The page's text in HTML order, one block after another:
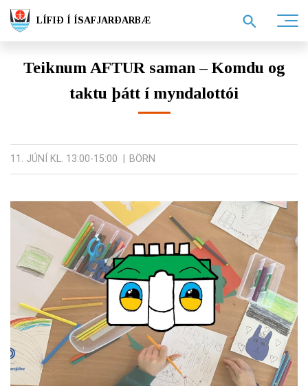
LÍFIÐ Í ÍSAFJARÐARBÆ
Teiknum AFTUR saman – Komdu og
taktu þátt í myndalottói
11. JÚNÍ KL. 13:00-15:00 BÖRN